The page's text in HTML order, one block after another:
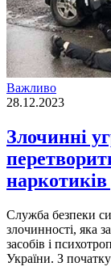
Важливо
28.12.2023
Злочинні
Служба безпеки
злочинностi, яка
засобiв i
України. З